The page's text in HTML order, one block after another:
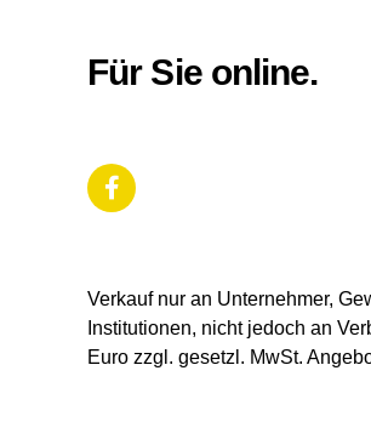
Für Sie online.
Verkauf nur an Unternehmer,
Institutionen, nicht jedoch an
Euro zzgl. gesetzl. MwSt.